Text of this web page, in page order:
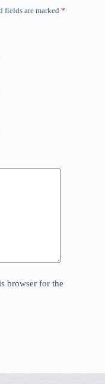
fields are marked *
browser for the